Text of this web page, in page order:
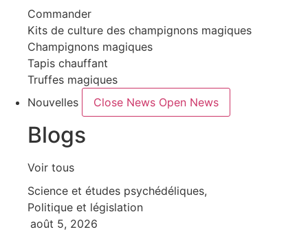
Commander
Kits de culture des champignons magiques
Champignons magiques
Tapis chauffant
Truffes magiques
Nouvelles
Close News Open News
Blogs
Voir tous
Science et études psychédéliques,
Politique et législation
août 5, 2026